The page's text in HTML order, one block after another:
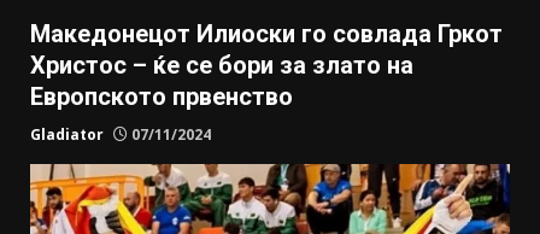
Македонецот Илиоски го совлада Гркот
Христос – ќе се бори за злато на
Европското првенство
Gladiator 07/11/2024